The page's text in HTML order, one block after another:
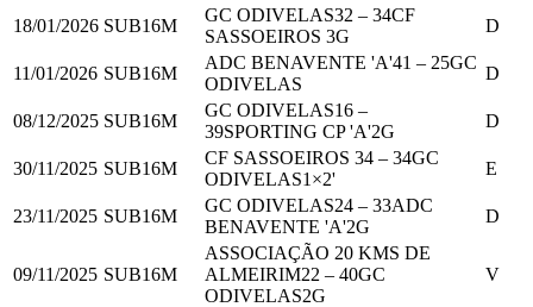
18/01/2026 SUB16M
GC ODIVELAS32 – 34CF
SASSOEIROS 3G
D
11/01/2026 SUB16M
ADC BENAVENTE 'A'41 – 25GC
ODIVELAS
D
08/12/2025 SUB16M
GC ODIVELAS16 –
39SPORTING CP 'A'2G
D
30/11/2025 SUB16M
CF SASSOEIROS 34 – 34GC
ODIVELAS1 ×2'
E
23/11/2025 SUB16M
GC ODIVELAS24 – 33ADC
BENAVENTE 'A'2G
D
09/11/2025 SUB16M
ASSOCIAÇÃO 20 KMS DE
ALMEIRIM22 – 40GC
ODIVELAS2G
V